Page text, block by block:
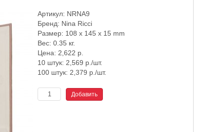
Артикул: NRNA9
Бренд: Nina Ricci
Размер: 108 x 145 x 15 mm
Вес: 0.35 кг.
Цена: 2,622 р.
10 штук: 2,569 р./шт.
100 штук: 2,379 р./шт.